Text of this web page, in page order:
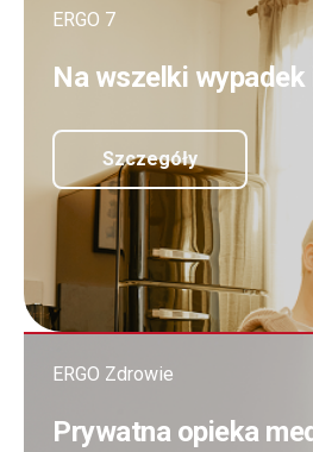
ERGO 7
Na wszelki
Szczegóły
ERGO Zdrowie
Prywatna opieka